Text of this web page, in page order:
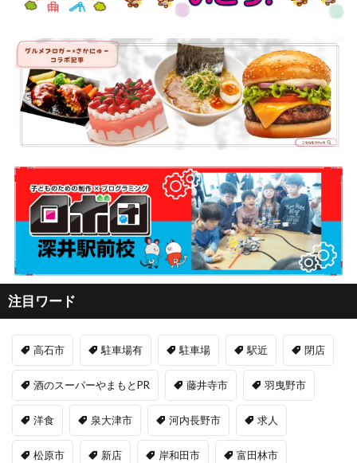
注目ワード
高石市 駐車場有 駐車場 駅近 閉店
酒のスーパーやまもとPR 藤井寺市 羽曳野市
洋食 泉大津市 河内長野市 求人
松原市 新店 岸和田市 富田林市